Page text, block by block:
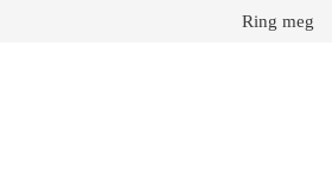
Ring meg